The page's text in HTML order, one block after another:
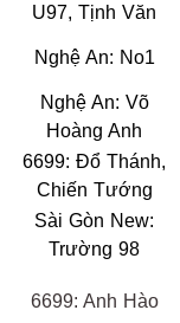
U97, Tịnh Văn
Nghệ An: No1
Nghệ An: Võ
Hoàng Anh
6699: Đổ Thánh,
Chiến Tướng
Sài Gòn New:
Trường 98
6699: Anh Hào